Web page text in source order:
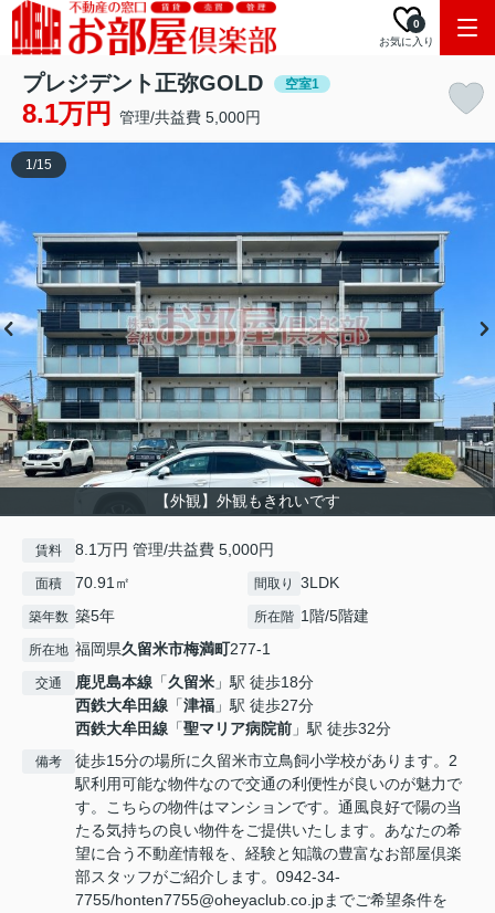
お気に入り
0
プレジデント正弥GOLD 空室1
8.1万円 管理/共益費 5,000円
【外観】外観もきれいです
1/15
賃料 8.1万円 管理/共益費 5,000円
面積 70.91㎡ 間取り 3LDK
築年数 築5年 所在階 1階/5階建
所在地 福岡県久留米市梅満町277‐1
交通 鹿児島本線 「久留米 」駅 徒歩18分
西鉄大牟田線 「津福 」駅 徒歩27分
西鉄大牟田線 「聖マリア病院前 」駅 徒歩32分
備考
徒歩15分の場所に久留米市立鳥飼小学校があります。2
駅利用可能な物件なので交通の利便性が良いのが魅力で
す。こちらの物件はマンションです。通風良好で陽の当
たる気持ちの良い物件をご提供いたします。あなたの希
望に合う不動産情報を、経験と知識の豊富なお部屋倶楽
部スタッフがご紹介します。0942-34-
7755/honten7755@oheyaclub.co.jpまでご希望条件を